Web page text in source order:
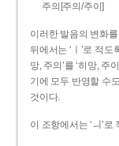
주의[주의/주이]
이러한 발음의 변화를
뒤에서는 ‘ㅣ’로 적
망, 주의’를 ‘히망, 주
기에 모두 반영할 수도
것이다.
이 조항에서는 ‘ㅢ’